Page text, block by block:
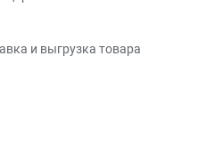
и выгрузка товара